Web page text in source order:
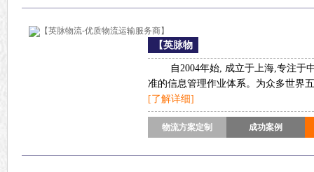
【英脉物
流-优质物
流运输 服务
商】
自2004年始, 成立于上海,专注于中
准的信息管理作业体系。为众多世界
[了解详细]
物流方案定制 成功案例